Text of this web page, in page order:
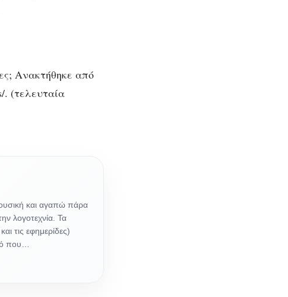
Ανακτήθηκε από
. (τελευταία
και αγαπώ πάρα
λογοτεχνία. Τα
τις εφημερίδες)
που…